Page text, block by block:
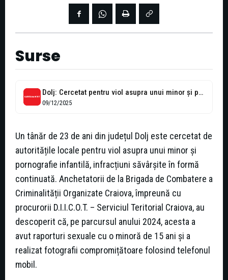
Surse
Dolj: Cercetat pentru viol asupra unui minor și pornografie infantilă
09/12/2025
Un tânăr de 23 de ani din județul Dolj este cercetat de
autoritățile locale pentru viol asupra unui minor și
pornografie infantilă, infracțiuni săvârșite în formă
continuată. Anchetatorii de la Brigada de Combatere a
Criminalității Organizate Craiova, împreună cu
procurorii D.I.I.C.O.T. – Serviciul Teritorial Craiova, au
descoperit că, pe parcursul anului 2024, acesta a
avut raporturi sexuale cu o minoră de 15 ani și a
realizat fotografii compromițătoare folosind telefonul
mobil.